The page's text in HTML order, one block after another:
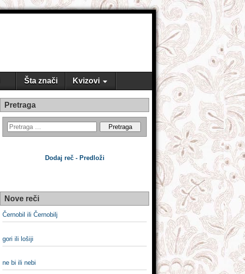
Šta znači Kvizovi
Pretraga
Dodaj reč - Predloži
Nove reči
Černobil ili Černobilj
gori ili lošiji
ne bi ili nebi